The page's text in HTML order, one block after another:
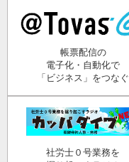
帳票配信の
電子化・自動化で
「ビジネス」をつなぐ
社労士０号業務を